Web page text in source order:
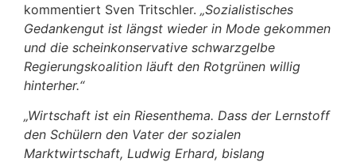
kommentiert Sven Tritschler. „Sozialistisches
Gedankengut ist längst wieder in Mode gekommen
und die scheinkonservative schwarzgelbe
Regierungskoalition läuft den Rotgrünen willig
hinterher.“
„Wirtschaft ist ein Riesenthema. Dass der Lernstoff
den Schülern den Vater der sozialen
Marktwirtschaft, Ludwig Erhard, bislang